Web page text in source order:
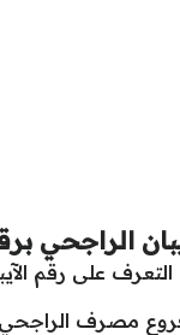
الراجحي
على رقم
مصرف